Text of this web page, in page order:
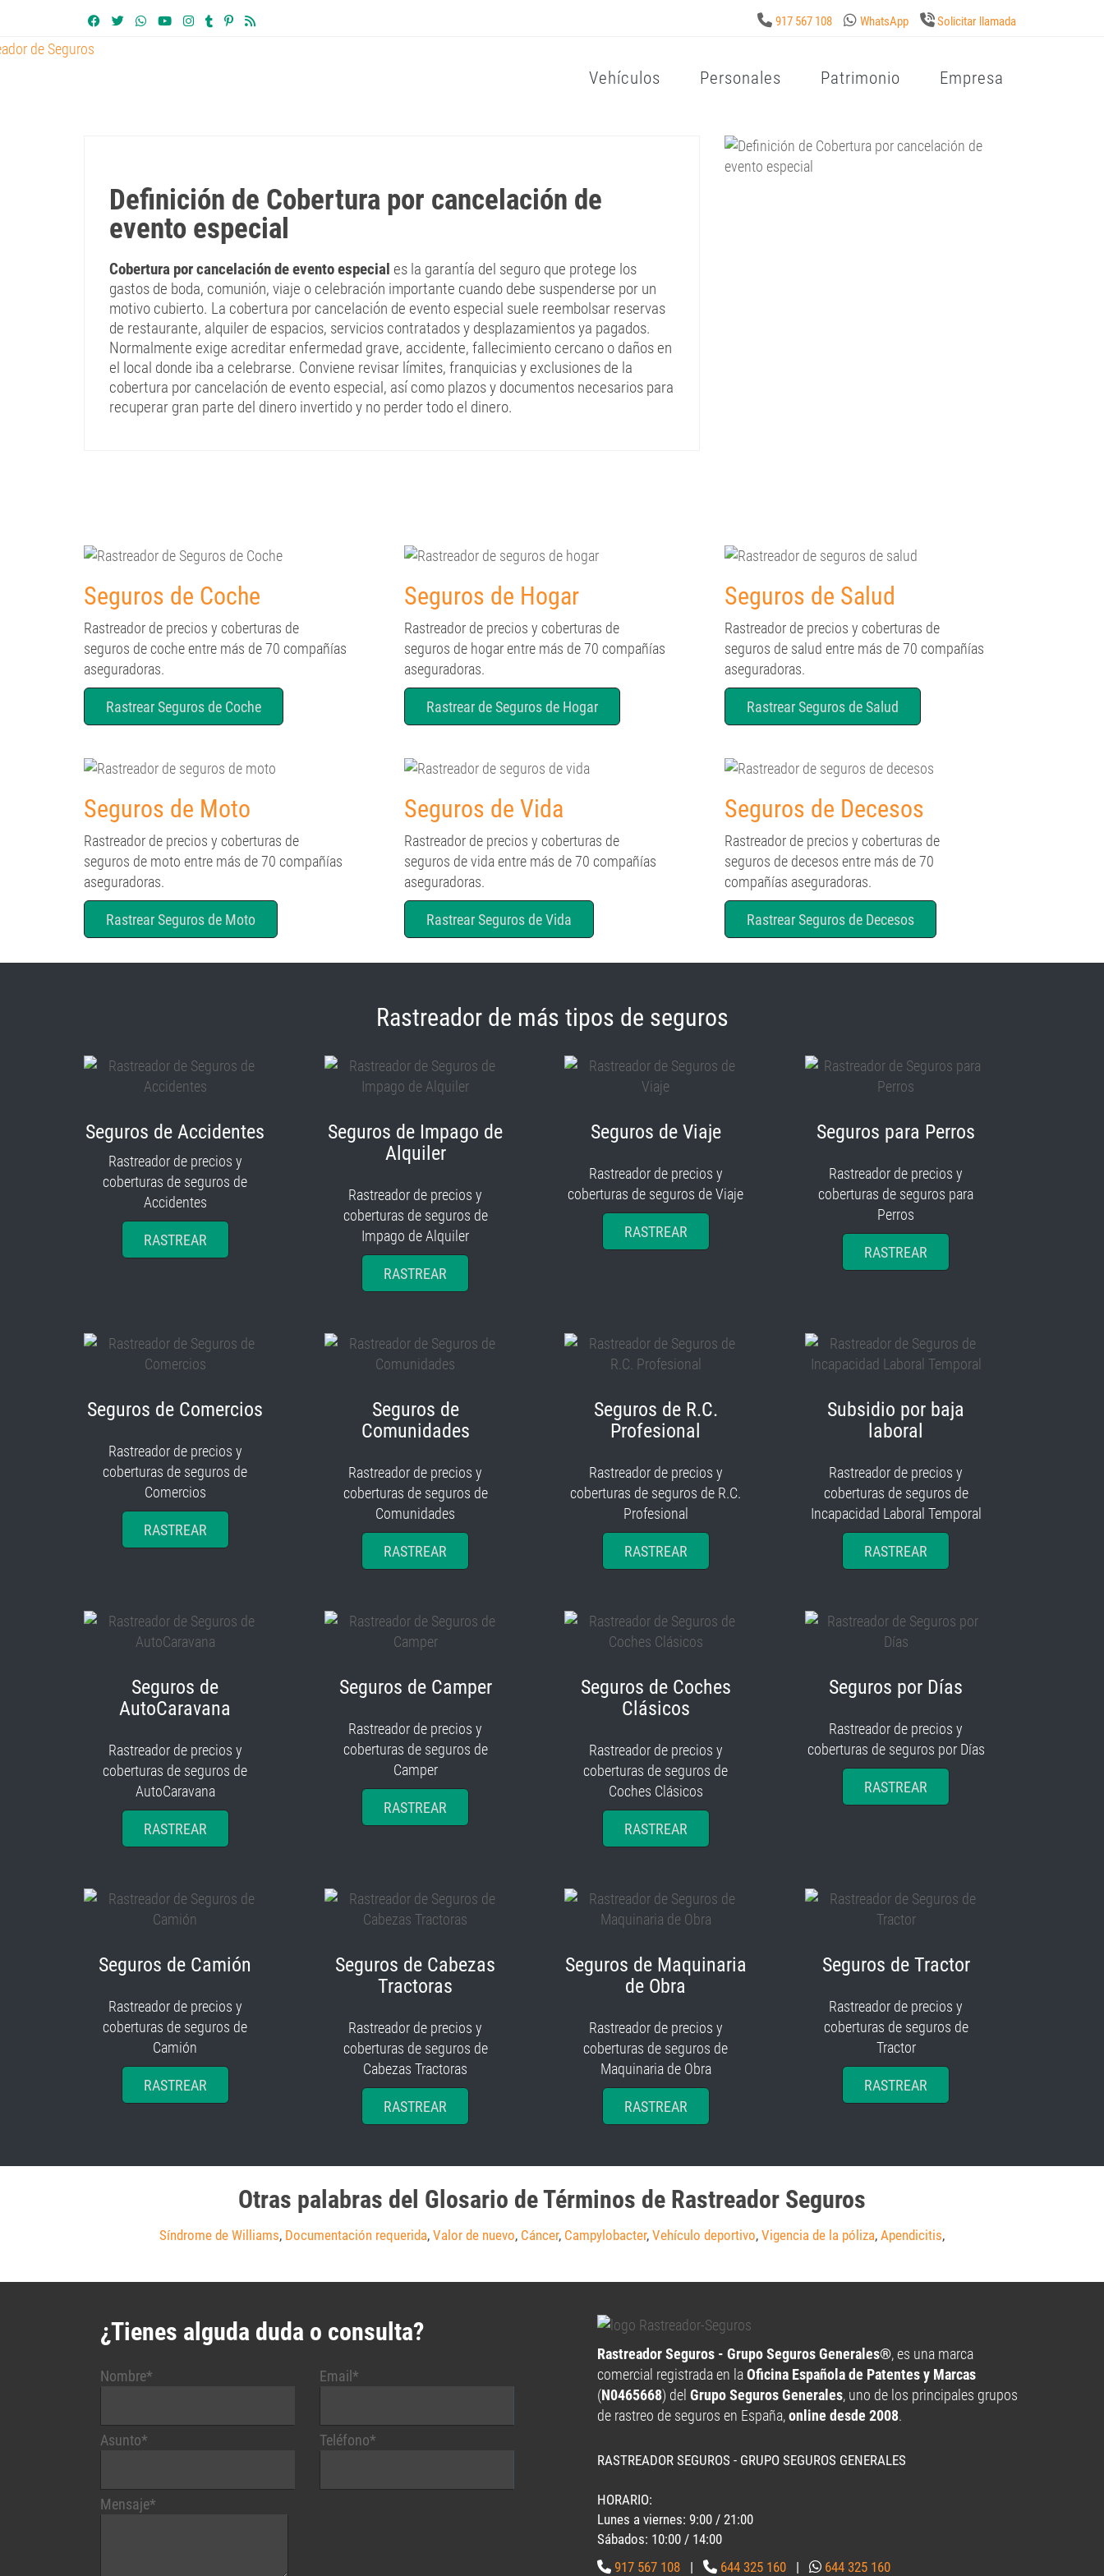
917 567 108 WhatsApp Solicitar llamada
Vehículos Personales Patrimonio Empresa
Definición de Cobertura por cancelación de
evento especial
Cobertura por cancelación de evento especial es la garantía del seguro que protege los
gastos de boda, comunión, viaje o celebración importante cuando debe suspenderse por un
motivo cubierto. La cobertura por cancelación de evento especial suele reembolsar reservas
de restaurante, alquiler de espacios, servicios contratados y desplazamientos ya pagados.
Normalmente exige acreditar enfermedad grave, accidente, fallecimiento cercano o daños en
el local donde iba a celebrarse. Conviene revisar límites, franquicias y exclusiones de la
cobertura por cancelación de evento especial, así como plazos y documentos necesarios para
recuperar gran parte del dinero invertido y no perder todo el dinero.
Seguros de Coche
Rastreador de precios y coberturas de
seguros de coche entre más de 70 compañías
aseguradoras.
Rastrear Seguros de Coche
Seguros de Hogar
Rastreador de precios y coberturas de
seguros de hogar entre más de 70 compañías
aseguradoras.
Rastrear de Seguros de Hogar
Seguros de Salud
Rastreador de precios y coberturas de
seguros de salud entre más de 70 compañías
aseguradoras.
Rastrear Seguros de Salud
Seguros de Moto
Rastreador de precios y coberturas de
seguros de moto entre más de 70 compañías
aseguradoras.
Rastrear Seguros de Moto
Seguros de Vida
Rastreador de precios y coberturas de
seguros de vida entre más de 70 compañías
aseguradoras.
Rastrear Seguros de Vida
Seguros de Decesos
Rastreador de precios y coberturas de
seguros de decesos entre más de 70
compañías aseguradoras.
Rastrear Seguros de Decesos
Rastreador de más tipos de seguros
Seguros de Accidentes
Rastreador de precios y
coberturas de seguros de
Accidentes
RASTREAR
Seguros de Impago de
Alquiler
Rastreador de precios y
coberturas de seguros de
Impago de Alquiler
RASTREAR
Seguros de Viaje
Rastreador de precios y
coberturas de seguros de Viaje
RASTREAR
Seguros para Perros
Rastreador de precios y
coberturas de seguros para
Perros
RASTREAR
Seguros de Comercios
Rastreador de precios y
coberturas de seguros de
Comercios
RASTREAR
Seguros de
Comunidades
Rastreador de precios y
coberturas de seguros de
Comunidades
RASTREAR
Seguros de R.C.
Profesional
Rastreador de precios y
coberturas de seguros de R.C.
Profesional
RASTREAR
Subsidio por baja
laboral
Rastreador de precios y
coberturas de seguros de
Incapacidad Laboral Temporal
RASTREAR
Seguros de
AutoCaravana
Rastreador de precios y
coberturas de seguros de
AutoCaravana
RASTREAR
Seguros de Camper
Rastreador de precios y
coberturas de seguros de
Camper
RASTREAR
Seguros de Coches
Clásicos
Rastreador de precios y
coberturas de seguros de
Coches Clásicos
RASTREAR
Seguros por Días
Rastreador de precios y
coberturas de seguros por Días
RASTREAR
Seguros de Camión
Rastreador de precios y
coberturas de seguros de
Camión
RASTREAR
Seguros de Cabezas
Tractoras
Rastreador de precios y
coberturas de seguros de
Cabezas Tractoras
RASTREAR
Seguros de Maquinaria
de Obra
Rastreador de precios y
coberturas de seguros de
Maquinaria de Obra
RASTREAR
Seguros de Tractor
Rastreador de precios y
coberturas de seguros de
Tractor
RASTREAR
Otras palabras del Glosario de Términos de Rastreador Seguros
Síndrome de Williams, Documentación requerida, Valor de nuevo, Cáncer, Campylobacter, Vehículo deportivo, Vigencia de la póliza, Apendicitis,
¿Tienes alguda duda o consulta?
Nombre*
Asunto*
Email*
Teléfono*
Mensaje*
Rastreador Seguros - Grupo Seguros Generales®, es una marca
comercial registrada en laOficina Española de Patentes y Marcas
(N0465668) del Grupo Seguros Generales, uno de los principales grupos
de rastreo de seguros en España,online desde 2008.
RASTREADOR SEGUROS - GRUPO SEGUROS GENERALES
HORARIO:
Lunes a viernes: 9:00 / 21:00
Sábados: 10:00 / 14:00
917 567 108 | 644 325 160 | 644 325 160